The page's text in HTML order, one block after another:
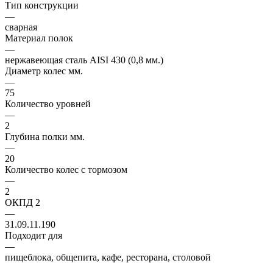
Тип конструкции
—
сварная
Материал полок
—
нержавеющая сталь AISI 430 (0,8 мм.)
Диаметр колес мм.
—
75
Количество уровней
—
2
Глубина полки мм.
—
20
Количество колес с тормозом
—
2
ОКПД 2
—
31.09.11.190
Подходит для
—
пищеблока, общепита, кафе, ресторана, столовой